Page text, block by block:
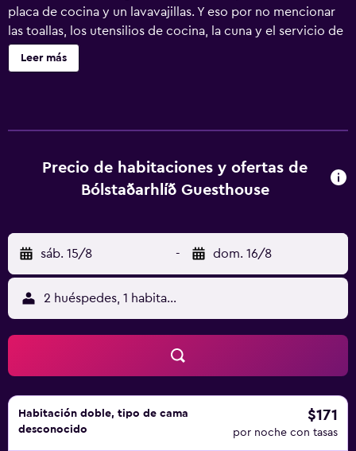
placa de cocina y un lavavajillas. Y eso por no mencionar
las toallas, los utensilios de cocina, la cuna y el servicio de
limpieza.
Leer más
Precio de habitaciones y ofertas de
Bólstaðarhlíð Guesthouse
sáb. 15/8 - dom. 16/8
2 huéspedes, 1 habitación
Habitación doble, tipo de cama
desconocido
$171
por noche con tasas